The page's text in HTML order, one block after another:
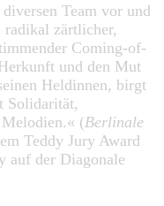
Team vor und
zärtlicher,
Coming-of-
und den Mut
Heldinnen, birgt
Solidarität,
( Berlinale
Teddy Jury Award
auf der Diagonale